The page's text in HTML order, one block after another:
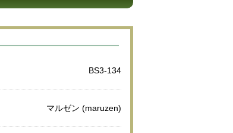
BS3-134
マルゼン (maruzen)